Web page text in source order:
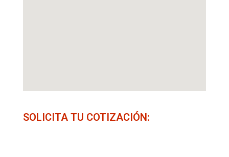
SOLICITA TU COTIZACIÓN: